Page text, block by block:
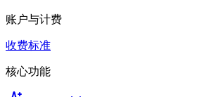
账户与计费
收费标准
核心功能